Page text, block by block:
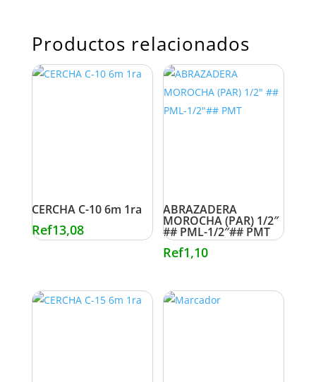
Productos relacionados
CERCHA C-10 6m 1ra
Ref13,08
ABRAZADERA
MOROCHA (PAR) 1/2″
## PML-1/2″## PMT
Ref1,10